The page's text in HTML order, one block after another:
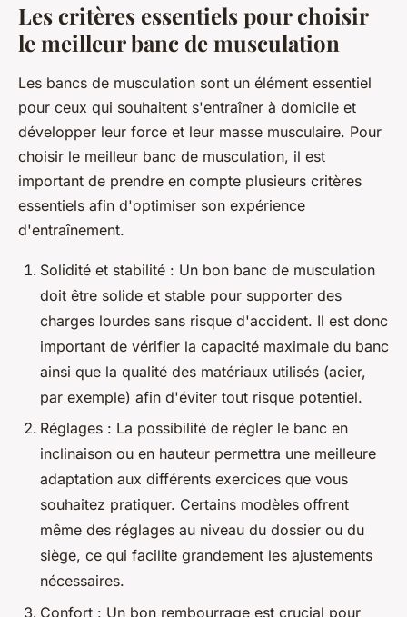
Les critères essentiels pour choisir
le meilleur banc de musculation
Les bancs de musculation sont un élément essentiel
pour ceux qui souhaitent s'entraîner à domicile et
développer leur force et leur masse musculaire. Pour
choisir le meilleur banc de musculation, il est
important de prendre en compte plusieurs critères
essentiels afin d'optimiser son expérience
d'entraînement.
Solidité et stabilité : Un bon banc de musculation
doit être solide et stable pour supporter des
charges lourdes sans risque d'accident. Il est donc
important de vérifier la capacité maximale du banc
ainsi que la qualité des matériaux utilisés (acier,
par exemple) afin d'éviter tout risque potentiel.
Réglages : La possibilité de régler le banc en
inclinaison ou en hauteur permettra une meilleure
adaptation aux différents exercices que vous
souhaitez pratiquer. Certains modèles offrent
même des réglages au niveau du dossier ou du
siège, ce qui facilite grandement les ajustements
nécessaires.
Confort : Un bon rembourrage est crucial pour